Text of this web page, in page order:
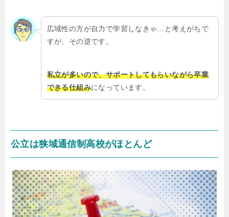
広域性の方が自力で学習しなきゃ…と考えがちで
すが、その逆です。
私立が多いので、サポートしてもらいながら卒業
できる仕組みになっています。
公立は狭域通信制高校がほとんど